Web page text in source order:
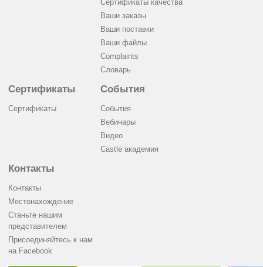
Сертификаты качества
Ваши заказы
Ваши поставки
Ваши файлы
Complaints
Словарь
Сертификаты
Сертификаты
События
События
Вебинары
Видео
Castle академия
Контакты
Контакты
Местонахождение
Станьте нашим
представителем
Присоединяйтесь к нам
на Facebook